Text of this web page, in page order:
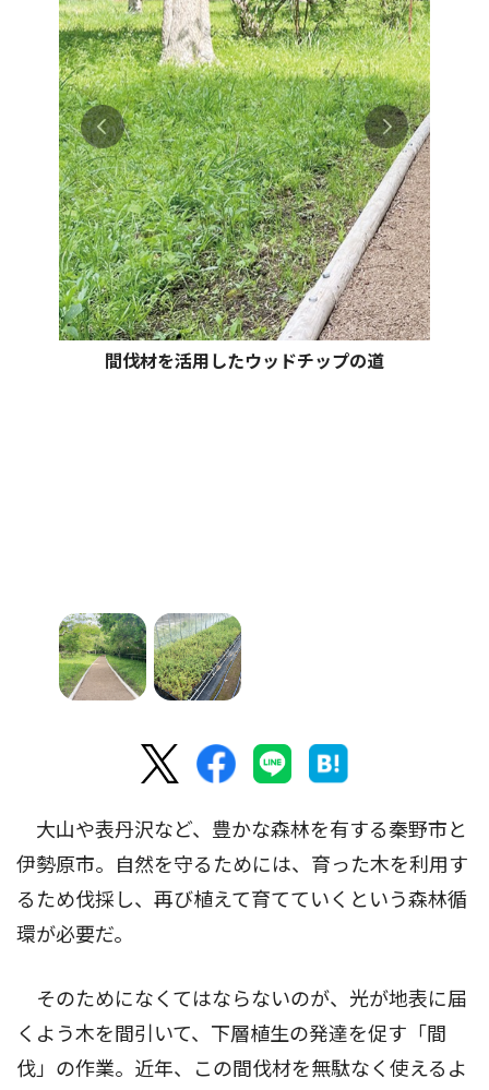
間伐材を活用したウッドチップの道
大山や表丹沢など、豊かな森林を有する秦野市と
伊勢原市。自然を守るためには、育った木を利用す
るため伐採し、再び植えて育てていくという森林循
環が必要だ。
そのためになくてはならないのが、光が地表に届
くよう木を間引いて、下層植生の発達を促す「間
伐」の作業。近年、この間伐材を無駄なく使えるよ